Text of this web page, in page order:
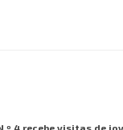
4 recebe visitas de